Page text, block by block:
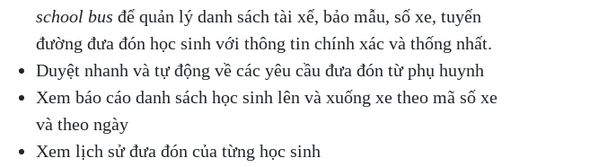
school bus để quản lý danh sách tài xế, bảo mẫu, số xe, tuyến
đường đưa đón học sinh với thông tin chính xác và thống nhất.
Duyệt nhanh và tự động về các yêu cầu đưa đón từ phụ huynh
Xem báo cáo danh sách học sinh lên và xuống xe theo mã số xe
và theo ngày
Xem lịch sử đưa đón của từng học sinh